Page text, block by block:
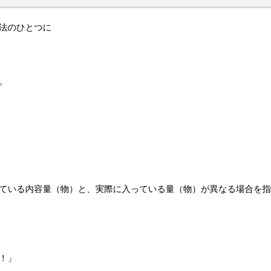
のひとつに
いる内容量（物）と、実際に入っている量（物）が異なる場合を指
」